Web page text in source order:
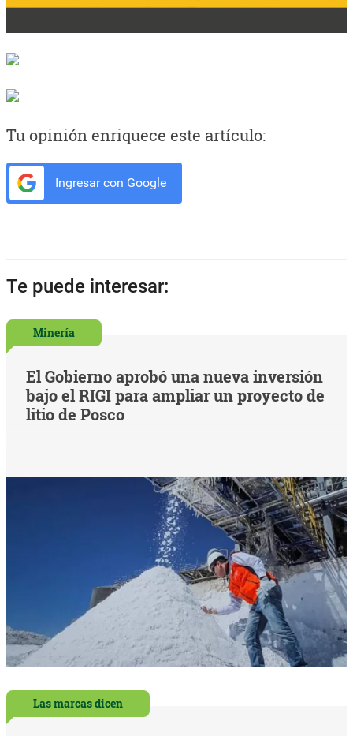
Tu opinión enriquece este artículo:
Ingresar con Google
Te puede interesar:
Minería
El Gobierno aprobó una nueva inversión
bajo el RIGI para ampliar un proyecto de
litio de Posco
Las marcas dicen